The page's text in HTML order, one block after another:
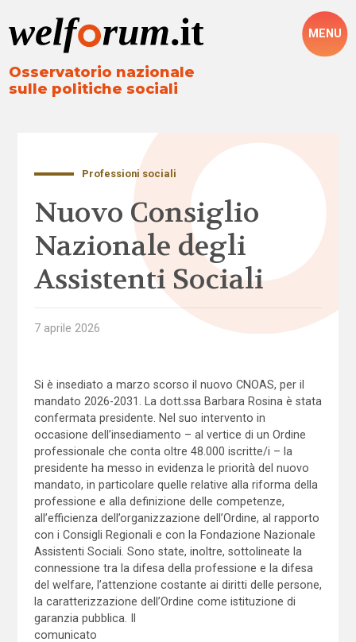
Osservatorio nazionale
sulle politiche sociali
MENU
Professioni sociali
Nuovo Consiglio
Nazionale degli
Assistenti Sociali
7 aprile 2026
Si è insediato a marzo scorso il nuovo CNOAS, per il
mandato 2026-2031. La dott.ssa Barbara Rosina è stata
confermata presidente. Nel suo intervento in
occasione dell’insediamento – al vertice di un Ordine
professionale che conta oltre 48.000 iscritte/i – la
presidente ha messo in evidenza le priorità del nuovo
mandato, in particolare quelle relative alla riforma della
professione e alla definizione delle competenze,
all’efficienza dell’organizzazione dell’Ordine, al rapporto
con i Consigli Regionali e con la Fondazione Nazionale
Assistenti Sociali. Sono state, inoltre, sottolineate la
connessione tra la difesa della professione e la difesa
del welfare, l’attenzione costante ai diritti delle persone,
la caratterizzazione dell’Ordine come istituzione di
garanzia pubblica. Il
comunicato